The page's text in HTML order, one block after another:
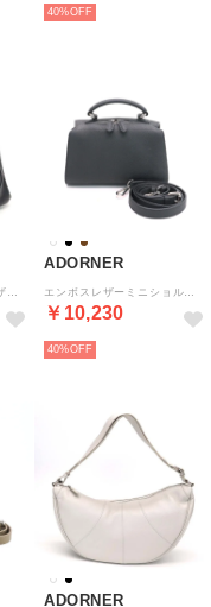
40%
ADORNER
￥10,230
40%
ADORNER